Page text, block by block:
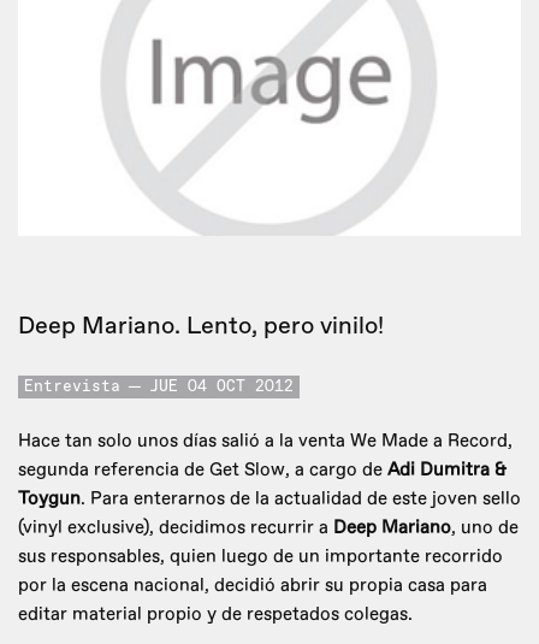
Deep Mariano. Lento, pero vinilo!
Entrevista JUE 04 OCT 2012
Hace tan solo unos días salió a la venta We Made a Record,
segunda referencia de Get Slow, a cargo de Adi Dumitra &
Toygun. Para enterarnos de la actualidad de este joven sello
(vinyl exclusive), decidimos recurrir a Deep Mariano, uno de
sus responsables, quien luego de un importante recorrido
por la escena nacional, decidió abrir su propia casa para
editar material propio y de respetados colegas.